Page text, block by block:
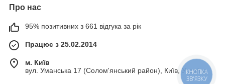
Про нас
95% позитивних з 661 відгука за рік
Працює з 25.02.2014
м. Київ
вул. Уманська 17 (Солом'янський район), Київ, Україна
КНОПКА
ЗВ'ЯЗКУ